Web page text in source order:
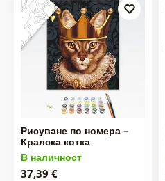
Рисуване по номера –
Кралска котка
В наличност
37,39 €